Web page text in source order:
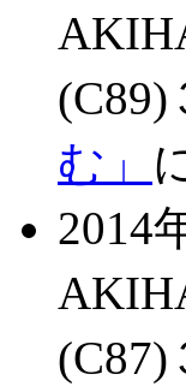
(C89)
む」
2014
(C87)